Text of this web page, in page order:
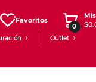
Favoritos
0
Outlet